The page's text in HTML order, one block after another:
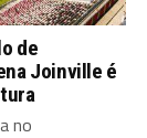
de
Joinville é
no